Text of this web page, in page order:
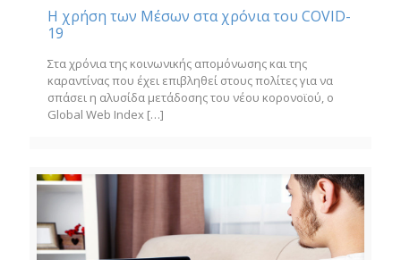
Η χρήση των Μέσων στα χρόνια του COVID-
19
Στα χρόνια της κοινωνικής απομόνωσης και της
καραντίνας που έχει επιβληθεί στους πολίτες για να
σπάσει η αλυσίδα μετάδοσης του νέου κορονοϊού, ο
Global Web Index […]